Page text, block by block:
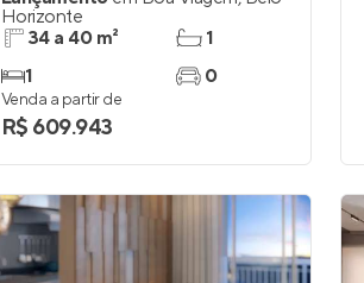
Horizonte
34 a 40 m²
1
1
0
Venda a partir de
R$ 609.943